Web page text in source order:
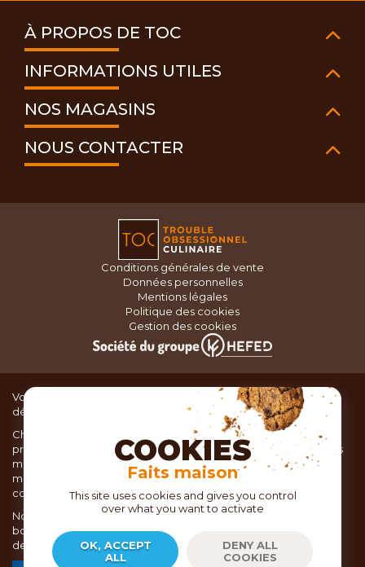
À PROPOS DE TOC
INFORMATIONS UTILES
NOS MAGASINS
NOUS CONTACTER
Conditions générales de vente
Données personnelles
Mentions légales
Politique des cookies
Gestion des cookies
Vous recherchez du matériel de cuisine pour concocter de
délicieux plats ou des pâtisseries dignes d’un grand chef ?
Chez TOC, boutique d’ustensiles de cuisine, nous vous
proposons une large sélection de produits issus des meilleures
marques de matériel de cuisine: Ustensiles de pâtisserie,
matériel de cuisson, service de table, ustensiles de cuisine,
coutellerie, set picnic.
Nous vous réservons un accueil chaleureux au sein de nos 21
boutiques, mais vous trouverez également tout votre matériel
de cuisine en ligne sur notre site internet toc.fr
COOKIES
Faits maison
This site uses cookies and gives you control
over what you want to activate
OK, ACCEPT
ALL
DENY ALL
COOKIES